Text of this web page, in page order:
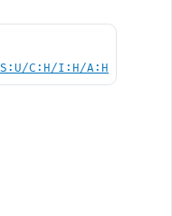
C:H/I:H/A:H